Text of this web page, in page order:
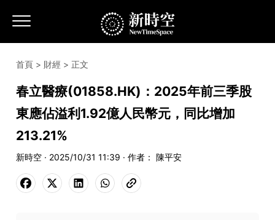
首頁 > 財經 > 正文
春立醫療(01858.HK)：2025年前三季股
東應佔溢利1.92億人民幣元，同比增加
213.21%
新時空 · 2025/10/31 11:39 · 作者： 陳平安